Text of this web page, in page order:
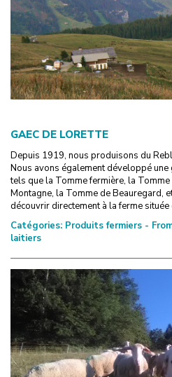
GAEC DE LORETTE
Depuis 1919, nous produisons du
Nous avons également développé
tels que la Tomme fermière, la
Montagne, la Tomme de Beauregard,
découvrir directement à la ferme située
Catégories: Produits fermiers -
laitiers